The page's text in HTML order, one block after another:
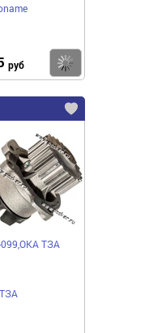
руб
ТЗА
ТЗА